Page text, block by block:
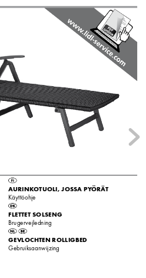
GEVLOCHTEN ROLLIGBED
Gebruiksaanwijzing
AURINKOTUOLI, JOSSA PYÖRÄT
Käyttöohje
FLETTET SOLSENG
Brugervejledning